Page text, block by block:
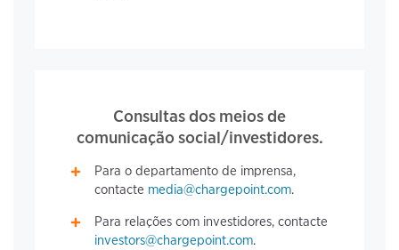
Consultas dos meios de
comunicação social/investidores.
Para o departamento de imprensa,
contacte media@chargepoint.com.
Para relações com investidores, contacte
investors@chargepoint.com.